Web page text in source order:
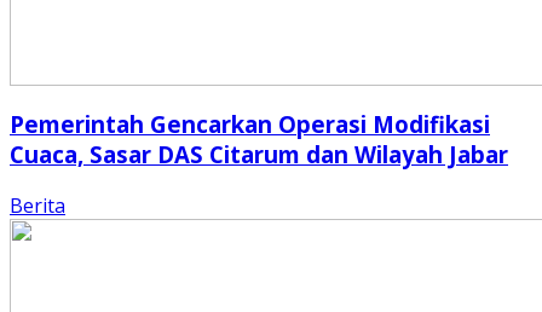
Pemerintah Gencarkan Operasi Modifikasi
Cuaca, Sasar DAS Citarum dan Wilayah Jabar
Berita